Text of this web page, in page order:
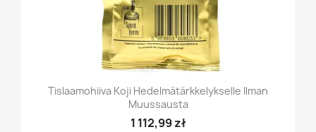
Tislaamohiiva Koji Hedelmätärkkelykselle Ilman
Muussausta
1 112,99 zł